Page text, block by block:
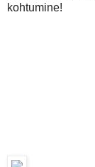
kohtumine!